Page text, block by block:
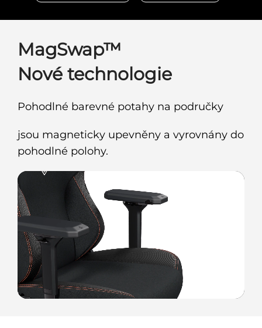
MagSwap™
Nové technologie
Pohodlné barevné potahy na područky
jsou magneticky upevněny a vyrovnány do
pohodlné polohy.